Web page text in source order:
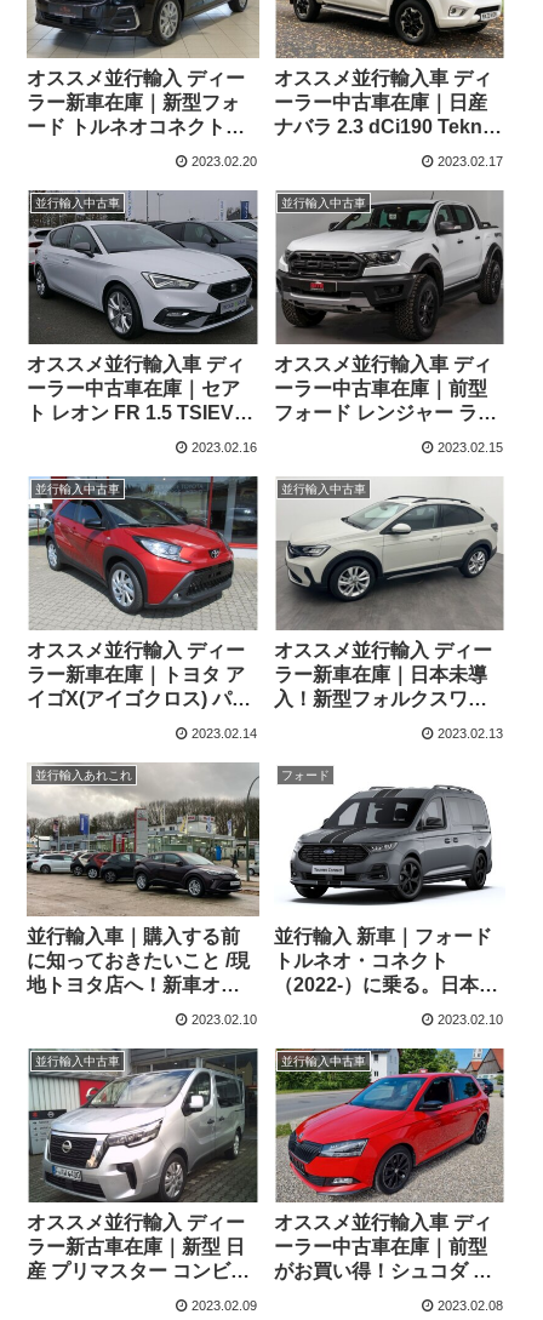
オススメ並行輸入 ディー
ラー新車在庫｜新型フォ
ード トルネオコネクト
Titanium 1.5 EcoBoost
2023.02.20
オススメ並行輸入車 ディ
ーラー中古車在庫｜日産
ナバラ 2.3 dCi190 Tekna
2023.02.17
並行輸入中古車
オススメ並行輸入車 ディ
ーラー中古車在庫｜セア
ト レオン FR 1.5 TSIEVO
150PS 6MT 左ハンドル
2023.02.16
並行輸入中古車
オススメ並行輸入車 ディ
ーラー中古車在庫｜前型
フォード レンジャー ラプ
ター 10AT 右ハンドル
2023.02.15
並行輸入中古車
オススメ並行輸入 ディー
ラー新車在庫｜トヨタ ア
イゴX(アイゴクロス) パル
ス 1.0VVT-i パドルシフト
2023.02.14
並行輸入中古車
オススメ並行輸入 ディー
ラー新車在庫｜日本未導
入！新型フォルクスワー
ゲン タイゴ ライフ 1.0TSI
2023.02.13
並行輸入あれこれ
並行輸入車｜購入する前
に知っておきたいこと /現
地トヨタ店へ！新車オー
2023.02.10
フォード
並行輸入 新車｜フォード
トルネオ・コネクト
（2022-）に乗る。日本未
導入MPVの概要・スペッ
2023.02.10
並行輸入中古車
オススメ並行輸入 ディー
ラー新古車在庫｜新型 日
産 プリマスター コンビ
(NV300) Tekna 2.0
2023.02.09
並行輸入中古車
オススメ並行輸入車 ディ
ーラー中古車在庫｜前型
がお買い得！シュコダ フ
ァビア モンテカルロ
2023.02.08